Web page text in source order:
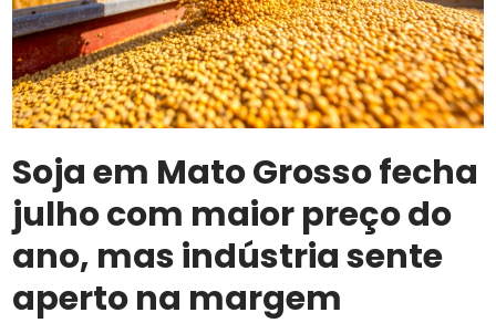
Soja em Mato Grosso fecha
julho com maior preço do
ano, mas indústria sente
aperto na margem